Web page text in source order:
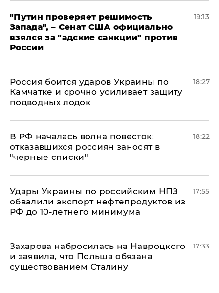
"Путин проверяет решимость
Запада", – Сенат США официально
взялся за "адские санкции" против
России
19:13
Россия боится ударов Украины по
Камчатке и срочно усиливает защиту
подводных лодок
18:27
​В РФ началась волна повесток:
отказавшихся россиян заносят в
"черные списки"
18:22
Удары Украины по российским НПЗ
обвалили экспорт нефтепродуктов из
РФ до 10-летнего минимума
17:55
​Захарова набросилась на Навроцкого
и заявила, что Польша обязана
существованием Сталину
17:33